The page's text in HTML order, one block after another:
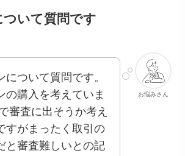
いて質問です
お悩みさん
について質問です。
の購入を考えていま
審査に出そうか考え
すがまったく取引の
と審査難しいとの記